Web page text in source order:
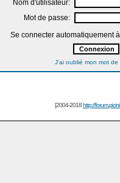
Nom d'utilisateur:
Mot de passe:
Se connecter automatiquement
J'ai oublié mon mot de
[2004-2018http://